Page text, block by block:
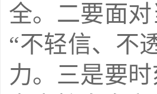
全。二要面
“不轻信、不
力。三是要